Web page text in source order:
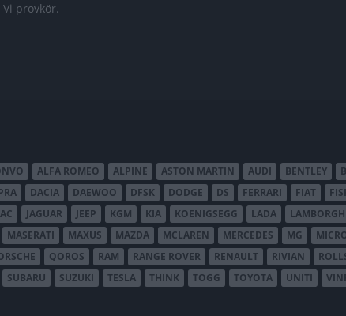
provkör.
ALFA ROMEO ALPINE ASTON MARTIN AUDI BENTLEY
DACIA DAEWOO DFSK DODGE DS FERRARI FIAT
JAGUAR JEEP KGM KIA KOENIGSEGG LADA
MASERATI MAXUS MAZDA MCLAREN MERCEDES MG
QOROS RAM RANGE ROVER RENAULT RIVIAN
SUBARU SUZUKI TESLA THINK TOGG TOYOTA UNITI